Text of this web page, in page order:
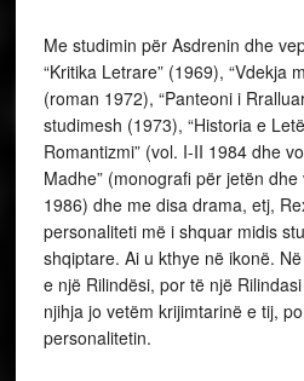
Me studimin për Asdrenin dhe
“Kritika Letrare” (1969), “Vdekja
(roman 1972), “Panteoni i
studimesh (1973), “Historia e
Romantizmi” (vol. I-II 1984 dhe
Madhe” (monografi për jetën
1986) dhe me disa drama, etj,
personaliteti më i shquar midis
shqiptare. Ai u kthye në ikonë.
e një Rilindësi, por të një
njihja jo vetëm krijimtarinë e tij,
personalitetin.